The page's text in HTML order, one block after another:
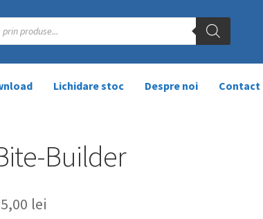
Lichidare stoc Despre noi Contact
Builder
lei